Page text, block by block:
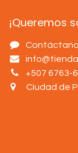
¡Queremos
+507 6763-
Ciudad de